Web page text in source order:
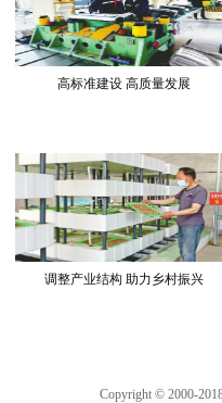
高标准建设 高质量发展
调整产业结构 助力乡村振兴